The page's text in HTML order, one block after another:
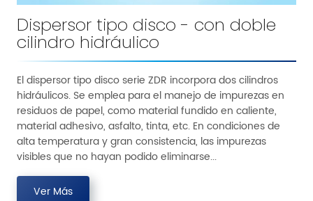
Dispersor tipo disco - con doble
cilindro hidráulico
El dispersor tipo disco serie ZDR incorpora dos cilindros
hidráulicos. Se emplea para el manejo de impurezas en
residuos de papel, como material fundido en caliente,
material adhesivo, asfalto, tinta, etc. En condiciones de
alta temperatura y gran consistencia, las impurezas
visibles que no hayan podido eliminarse...
Ver Más